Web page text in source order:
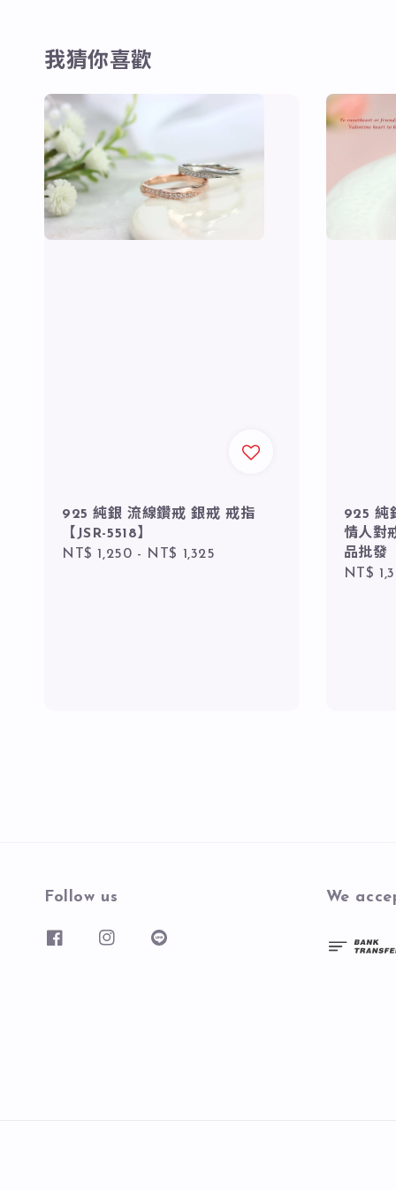
我猜你喜歡
925 純銀 流線鑽戒 銀戒 戒指
【JSR-5518】
Regular
NT$ 1,250 - NT$ 1,325
925 純
情人對
品批發
NT$
Follow us We